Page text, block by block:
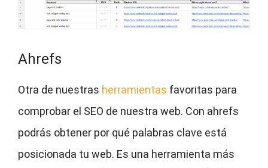
Ahrefs
Otra de nuestras herramientas favoritas para
comprobar el SEO de nuestra web. Con ahrefs
podrás obtener por qué palabras clave está
posicionada tu web. Es una herramienta más